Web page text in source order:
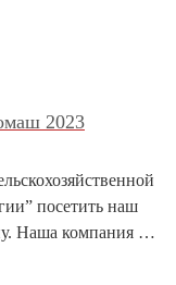
2023
посетить наш
Наша компания …